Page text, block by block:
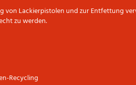
Lackierpistolen und zur Entfettung
zu werden.
Recycling